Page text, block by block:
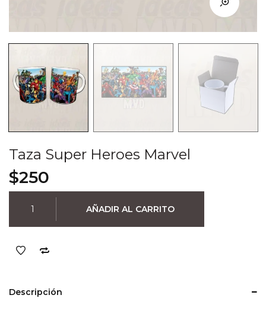
Taza Super Heroes Marvel
$250
Heroes
cantidad
AÑADIR AL CARRITO
Descripción